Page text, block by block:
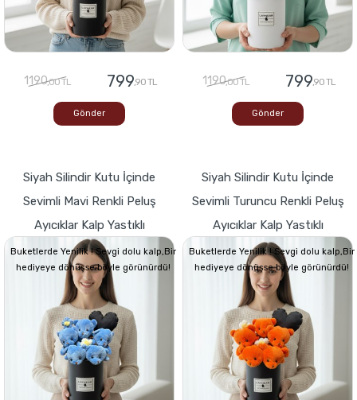
1190,00 TL 799,90 TL
Gönder
1190,00 TL 799,90 TL
Gönder
Siyah Silindir Kutu İçinde
Sevimli Mavi Renkli Peluş
Ayıcıklar Kalp Yastıklı
Buketlerde Yenilik ! Sevgi dolu kalp,Bir
hediyeye dönüşse böyle görünürdü!
Siyah Silindir Kutu İçinde
Sevimli Turuncu Renkli Peluş
Ayıcıklar Kalp Yastıklı
Buketlerde Yenilik ! Sevgi dolu kalp,Bir
hediyeye dönüşse böyle görünürdü!